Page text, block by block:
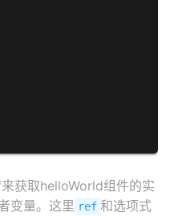
获取helloWorld组件的实
变量。这里 ref 和选项式